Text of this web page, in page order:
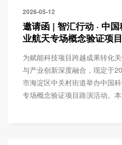
2026-05-12
邀请函 | 智汇行动 · 中
业航天专场概念验证项
为赋能科技项目跨越成果转化
与产业创新深度融合，现定于
市海淀区中关村街道举办中国
专场概念验证项目路演活动。